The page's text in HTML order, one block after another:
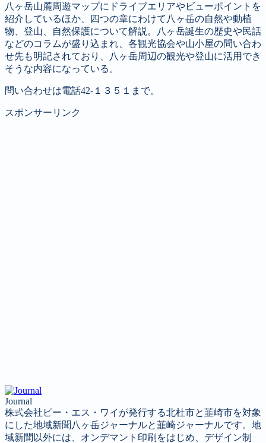
八ヶ岳山麓周遊マップにドライブエリアやビューポイントを
紹介しているほか、四つの章にわけて八ヶ岳の自然や動植
物、登山、自然保護について解説。八ヶ岳誕生の歴史や民話
などのコラムが盛り込まれ、各観光協会や山小屋の問い合わ
せ先も明記されており、八ヶ岳周辺の観光や登山に活用でき
そうな内容になっている。
問い合わせは電話42-１３５１まで。
スポンサーリンク
Journal
株式会社ピー・エス・ワイが発行する北杜市と韮崎市を対象
にした地域新聞八ヶ岳ジャーナルと韮崎ジャーナルです。地
域新聞以外には、オンデマント印刷をはじめ、デザイン制